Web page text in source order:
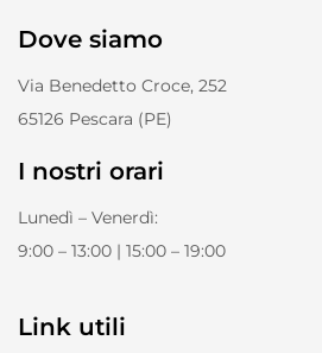
Dove siamo
Via Benedetto Croce, 252
65126 Pescara (PE)
I nostri orari
Lunedì – Venerdì:
9:00 – 13:00 | 15:00 – 19:00
Link utili